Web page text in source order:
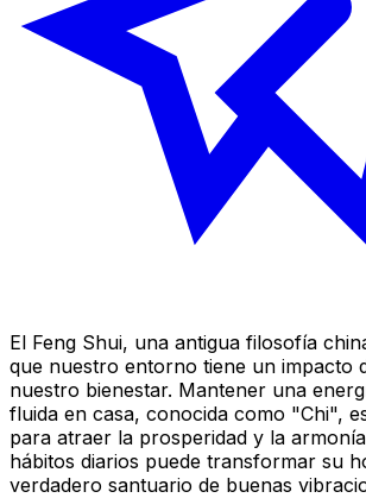
El Feng Shui, una antigua filosofía
que nuestro entorno tiene un impacto
nuestro bienestar. Mantener una
fluida en casa, conocida como "Chi",
para atraer la prosperidad y la
hábitos diarios puede transformar su
verdadero santuario de buenas